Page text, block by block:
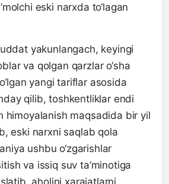
eski narxda to‘lagan
yakunlangach, keyingi
va qolgan qarzlar o‘sha
yangi tariflar asosida
qilib, toshkentliklar endi
himoyalanish maqsadida bir yil
eski narxni saqlab qola
ushbu o‘zgarishlar
va issiq suv ta’minotiga
aholini xarajatlarni